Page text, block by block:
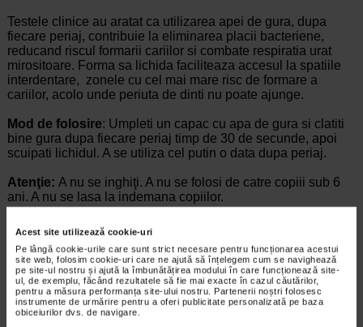
Acest site utilizează cookie-uri
Pe lângă cookie-urile care sunt strict necesare pentru funcționarea acestui
site web, folosim cookie-uri care ne ajută să înțelegem cum se navighează
pe site-ul nostru și ajută la îmbunătățirea modului în care funcționează site-
ul, de exemplu, făcând rezultatele să fie mai exacte în cazul căutărilor,
pentru a măsura performanța site-ului nostru. Partenerii noștri folosesc
instrumente de urmărire pentru a oferi publicitate personalizată pe baza
obiceiurilor dvs. de navigare.
Testele clinice au aratat ca utilizarea apei de gura, dupa
fiecare periaj, contribuie la eliminarea placii bacteriene,
reducand riscul formarii cariilor si combate respiratia urat
mirositoare. Forma sa lichida faciliteaza accesul la spatiile
interdentare, zonele cu cel mai mare risc de formare a
cariilor, acolo unde periuta de dinti nu poate ajunge.
Mod de folosire: Umpleti un capac cu apa de gura si clatiti
bine gura dupa fiecare periaj timp de 30 de secunde, apoi
scuipati lichidul. A se utiliza cel putin o data dupa periaj.
Atenţie: A nu se inghiţi. A nu se folosi de catre copiii sub 6
ani. A nu se lasa la indemana copiilor.
Conţine: Alcool 19,799% p/p, Clorura de cetilpiridinium
0,025%p/p
Gramaj: 500 ml